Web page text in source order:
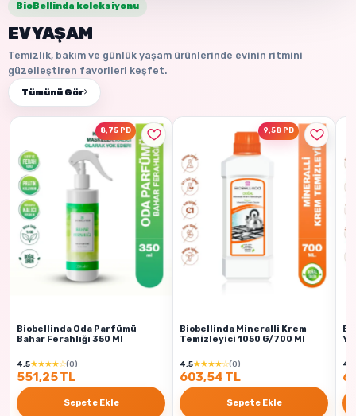
BioBellinda koleksiyonu
EV YAŞAM
Temizlik, bakım ve günlük yaşam ürünlerinde evinin ritmini
güzelleştiren favorileri keşfet.
Tümünü Gör
8,75 PD
Biobellinda Oda Parfümü
Bahar Ferahlığı 350 Ml
4,5★★★★☆(0)
551,25 TL
Sepete Ekle
9,58 PD
Biobellinda Mineralli Krem
Temizleyici 1050 G/700 Ml
4,5★★★★☆(0)
603,54 TL
Sepete Ekle
4,5